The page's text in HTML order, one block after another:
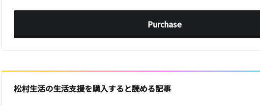
Purchase
松村生活の生活支援を購入すると読める記事